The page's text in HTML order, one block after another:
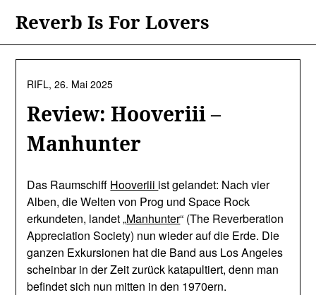
content
Reverb Is For Lovers
Review: Hooveriii –
Manhunter
RIFL,26. Mai 2025
Das Raumschiff Hooveriii ist gelandet: Nach vier
Alben, die Welten von Prog und Space Rock
erkundeten, landet „Manhunter“ (The Reverberation
Appreciation Society) nun wieder auf die Erde. Die
ganzen Exkursionen hat die Band aus Los Angeles
scheinbar in der Zeit zurück katapultiert, denn man
befindet sich nun mitten in den 1970ern.